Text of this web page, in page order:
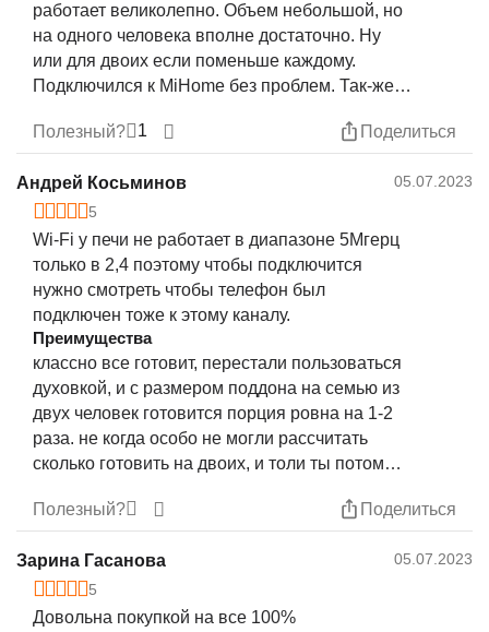
работает великолепно. Объем небольшой, но
на одного человека вполне достаточно. Ну
или для двоих если поменьше каждому.
Подключился к MiHome без проблем. Так-же
управляю несколькими способами.
Полезный? 1 Поделиться
Андрей Косьминов
05.07.2023
5
Wi-Fi у печи не работает в диапазоне 5Мгерц
только в 2,4 поэтому чтобы подключится
нужно смотреть чтобы телефон был
подключен тоже к этому каналу.
Преимущества
классно все готовит, перестали пользоваться
духовкой, и с размером поддона на семью из
двух человек готовится порция ровна на 1-2
раза. не когда особо не могли рассчитать
сколько готовить на двоих, и толи ты потом
и выкидывается, с этим аппаратом от такого
Полезный? Поделиться
Зарина Гасанова
05.07.2023
5
Довольна покупкой на все 100%